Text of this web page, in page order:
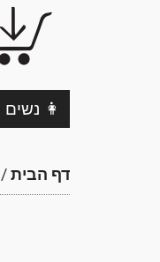
👩 נשים
דף הבית/